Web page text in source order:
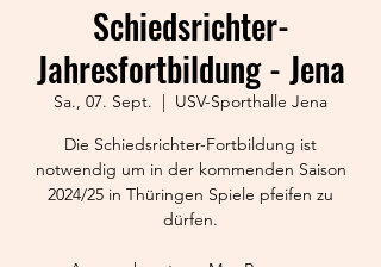
Schiedsrichter-
Jahresfortbildung - Jena
Sa., 07. Sept.
  |
USV-Sporthalle Jena
Die Schiedsrichter-Fortbildung ist
notwendig um in der kommenden Saison
2024/25 in Thüringen Spiele pfeifen zu
dürfen.